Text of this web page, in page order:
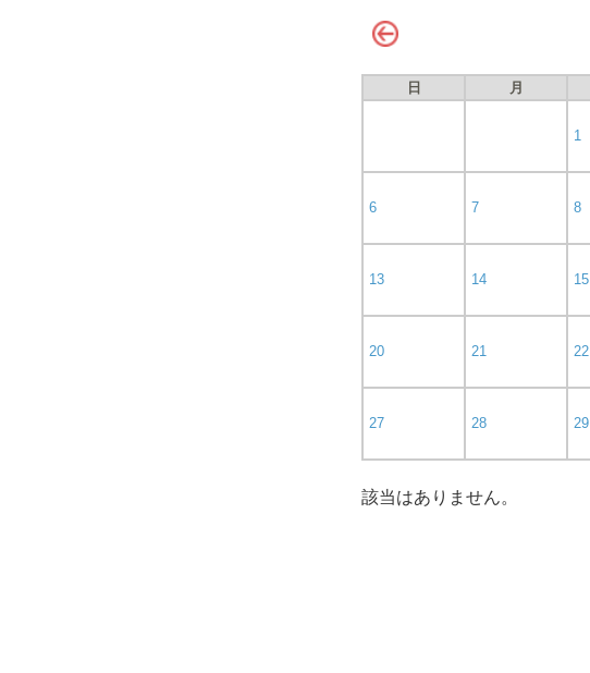
日 月
1
6 7 8
13 14 15
20 21 22
27 28 29
該当はありません。